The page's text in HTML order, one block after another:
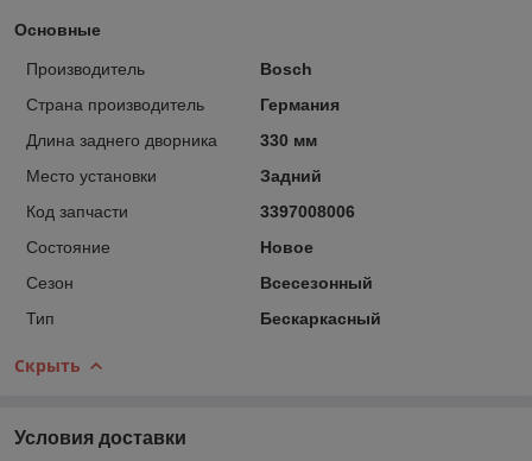
Основные
Производитель
Bosch
Страна производитель
Германия
Длина заднего дворника
330 мм
Место установки
Задний
Код запчасти
3397008006
Состояние
Новое
Сезон
Всесезонный
Тип
Бескаркасный
Скрыть
Условия доставки